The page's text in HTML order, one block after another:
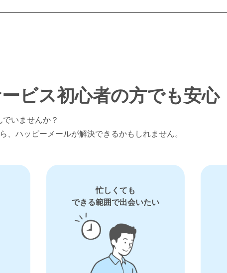
ビス初心者の方でも安心
いませんか？
、ハッピーメールが解決できるかもしれません。
忙しくても
できる範囲で出会いたい